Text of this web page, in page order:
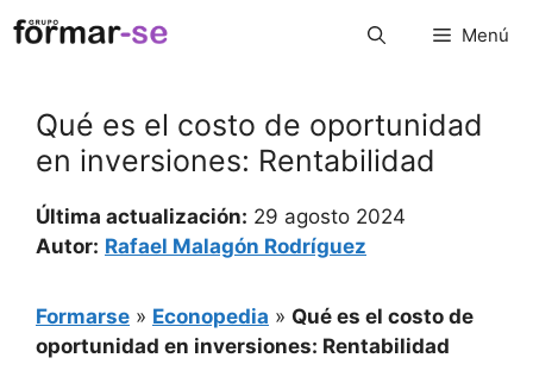
Saltar
al
Menú
Qué es el costo de oportunidad
en inversiones: Rentabilidad
Última actualización: 29 agosto 2024
Autor: Rafael Malagón Rodríguez
Formarse » Econopedia » Qué es el costo de
oportunidad en inversiones: Rentabilidad